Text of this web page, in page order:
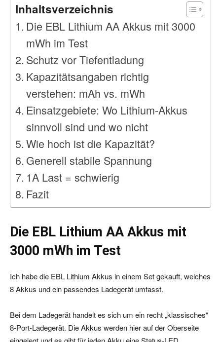
Inhaltsverzeichnis
Die EBL Lithium AA Akkus mit 3000
mWh im Test
Schutz vor Tiefentladung
Kapazitätsangaben richtig
verstehen: mAh vs. mWh
Einsatzgebiete: Wo Lithium-Akkus
sinnvoll sind und wo nicht
Wie hoch ist die Kapazität?
Generell stabile Spannung
1A Last = schwierig
Fazit
Die EBL Lithium AA Akkus mit
3000 mWh im Test
Ich habe die EBL Lithium Akkus in einem Set gekauft, welches
8 Akkus und ein passendes Ladegerät umfasst.
Bei dem Ladegerät handelt es sich um ein recht „klassisches“
8-Port-Ladegerät. Die Akkus werden hier auf der Oberseite